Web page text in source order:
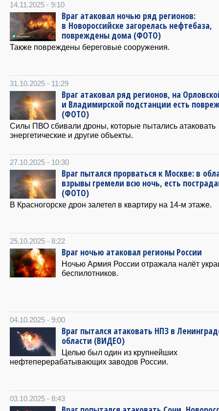
14.11.2025 - 9:10
Враг атаковал ночью ряд регионов:
в Новороссийске загорелась нефтебаза,
повреждены дома (ФОТО)
Также повреждены береговые сооружения.
31.10.2025 - 11:29
Враг атаковал ряд регионов, на
и Владимирской подстанции есть
(ФОТО)
Силы ПВО сбивали дроны, которые пытались атаковать
энергетические и другие объекты.
27.10.2025 - 10:30
Враг пытался прорваться к Москве: в
взрывы гремели всю ночь, есть
(ФОТО)
В Красногорске дрон залетел в квартиру на 14-м этаже.
25.10.2025 - 8:22
Враг ночью атаковал регионы России
Ночью Армия России отражала налёт
беспилотников.
04.10.2025 - 9:00
Враг пытался атаковать НПЗ в
области (ВИДЕО)
Целью был один из крупнейших
нефтеперерабатывающих заводов России.
03.10.2025 - 8:43